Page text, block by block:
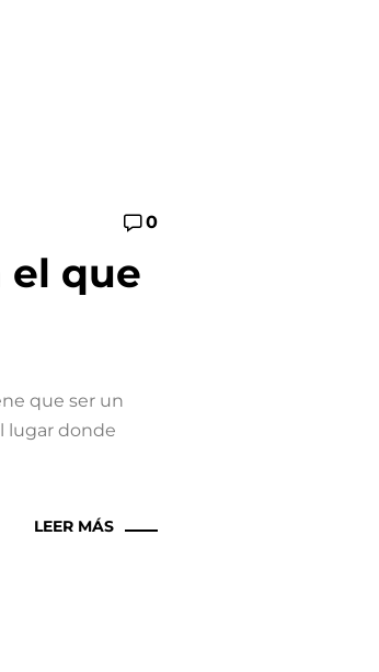
0
el que
que ser un
lugar donde
LEER MÁS